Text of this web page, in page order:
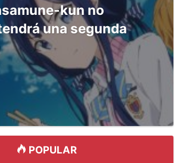
kun no
una segunda
POPULAR